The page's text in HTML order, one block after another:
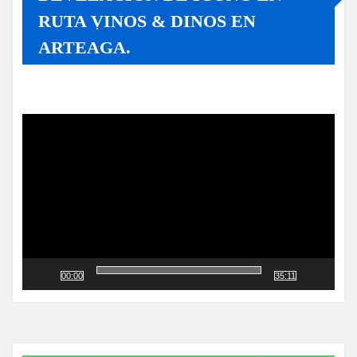
RUTA VINOS & DINOS EN
ARTEAGA.
00:00 35:11